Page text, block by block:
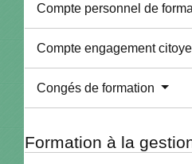
Compte personnel de
Compte engagement
Congés de formation
Formation à la